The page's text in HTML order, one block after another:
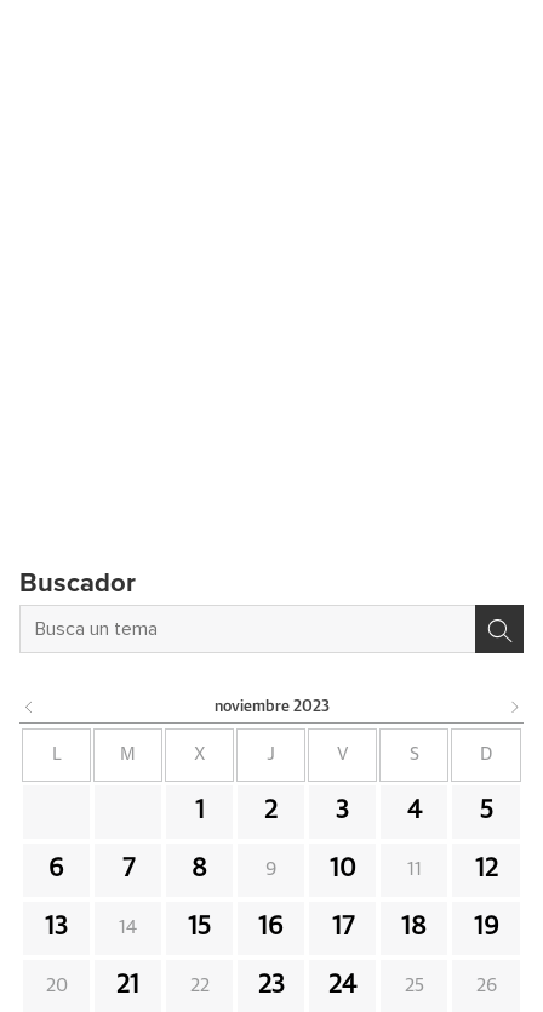
Buscador
noviembre 2023
L M X J V S D
1 2 3 4 5
6 7 8 9 10 11 12
13 14 15 16 17 18 19
20 21 22 23 24 25 26